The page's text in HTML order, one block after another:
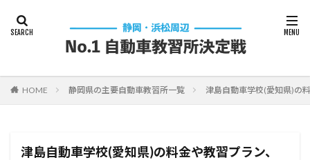
HOME 静岡県の主要自動車教習所一覧 津島自動車学校(愛知県)の
津島自動車学校(愛知県)の料金や教習プラン、